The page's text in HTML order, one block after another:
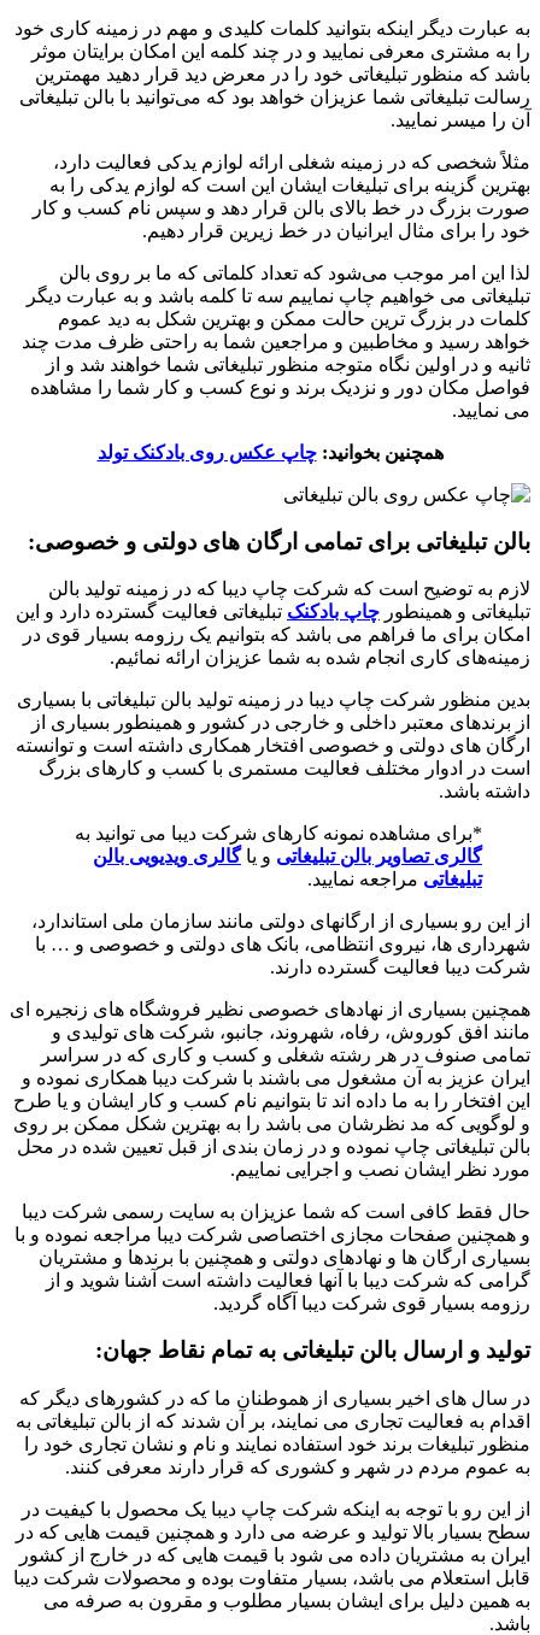
به عبارت دیگر اینکه بتوانید کلمات کلیدی و مهم در زمینه کاری خود
را به مشتری معرفی نمایید و در چند کلمه این امکان برایتان موثر
باشد که منظور تبلیغاتی خود را در معرض دید قرار دهید مهمترین
رسالت تبلیغاتی شما عزیزان خواهد بود که می‌توانید با بالن تبلیغاتی
آن را میسر نمایید.
مثلاً شخصی که در زمینه شغلی ارائه لوازم یدکی فعالیت دارد،
بهترین گزینه برای تبلیغات ایشان این است که لوازم یدکی را به
صورت بزرگ در خط بالای بالن قرار دهد و سپس نام کسب و کار
خود را برای مثال ایرانیان در خط زیرین قرار دهیم.
لذا این امر موجب می‌شود که تعداد کلماتی که ما بر روی بالن
تبلیغاتی می خواهیم چاپ نماییم سه تا کلمه باشد و به عبارت دیگر
کلمات در بزرگ ترین حالت ممکن و بهترین شکل به دید عموم
خواهد رسید و مخاطبین و مراجعین شما به راحتی ظرف مدت چند
ثانیه و در اولین نگاه متوجه منظور تبلیغاتی شما خواهند شد و از
فواصل مکان دور و نزدیک برند و نوع کسب و کار شما را مشاهده
می نمایید.
همچنین بخوانید:چاپ عکس روی بادکنک تولد
بالن تبلیغاتی برای تمامی ارگان های دولتی و خصوصی:
لازم به توضیح است که شرکت چاپ دیبا که در زمینه تولید بالن
تبلیغاتی و همینطور چاپ بادکنک تبلیغاتی فعالیت گسترده دارد و این
امکان برای ما فراهم می باشد که بتوانیم یک رزومه بسیار قوی در
زمینه‌های کاری انجام شده به شما عزیزان ارائه نمائیم.
بدین منظور شرکت چاپ دیبا در زمینه تولید بالن تبلیغاتی با بسیاری
از برندهای معتبر داخلی و خارجی در کشور و همینطور بسیاری از
ارگان های دولتی و خصوصی افتخار همکاری داشته است و توانسته
است در ادوار مختلف فعالیت مستمری با کسب و کارهای بزرگ
داشته باشد.
*برای مشاهده نمونه کارهای شرکت دیبا می توانید به
گالری تصاویر بالن تبلیغاتی و یاگالری ویدیویی بالن
تبلیغاتی مراجعه نمایید.
از این رو بسیاری از ارگانهای دولتی مانند سازمان ملی استاندارد،
شهرداری ها، نیروی انتظامی، بانک های دولتی و خصوصی و … با
شرکت دیبا فعالیت گسترده دارند.
همچنین بسیاری از نهادهای خصوصی نظیر فروشگاه های زنجیره ای
مانند افق کوروش، رفاه، شهروند، جانبو، شرکت های تولیدی و
تمامی صنوف در هر رشته شغلی و کسب و کاری که در سراسر
ایران عزیز به آن مشغول می باشند با شرکت دیبا همکاری نموده و
این افتخار را به ما داده اند تا بتوانیم نام کسب و کار ایشان و یا طرح
و لوگویی که مد نظرشان می باشد را به بهترین شکل ممکن بر روی
بالن تبلیغاتی چاپ نموده و در زمان بندی از قبل تعیین شده در محل
مورد نظر ایشان نصب و اجرایی نماییم.
حال فقط کافی است که شما عزیزان به سایت رسمی شرکت دیبا
و همچنین صفحات مجازی اختصاصی شرکت دیبا مراجعه نموده و با
بسیاری ارگان ها و نهادهای دولتی و همچنین با برندها و مشتریان
گرامی که شرکت دیبا با آنها فعالیت داشته است آشنا شوید و از
رزومه بسیار قوی شرکت دیبا آگاه گردید.
تولید و ارسال بالن تبلیغاتی به تمام نقاط جهان:
در سال های اخیر بسیاری از هموطنان ما که در کشورهای دیگر که
اقدام به فعالیت تجاری می نمایند، بر آن شدند که از بالن تبلیغاتی به
منظور تبلیغات برند خود استفاده نمایند و نام و نشان تجاری خود را
به عموم مردم در شهر و کشوری که قرار دارند معرفی کنند.
از این رو با توجه به اینکه شرکت چاپ دیبا یک محصول با کیفیت در
سطح بسیار بالا تولید و عرضه می دارد و همچنین قیمت هایی که در
ایران به مشتریان داده می شود با قیمت هایی که در خارج از کشور
قابل استعلام می باشد، بسیار متفاوت بوده و محصولات شرکت دیبا
به همین دلیل برای ایشان بسیار مطلوب و مقرون به صرفه می
باشد.